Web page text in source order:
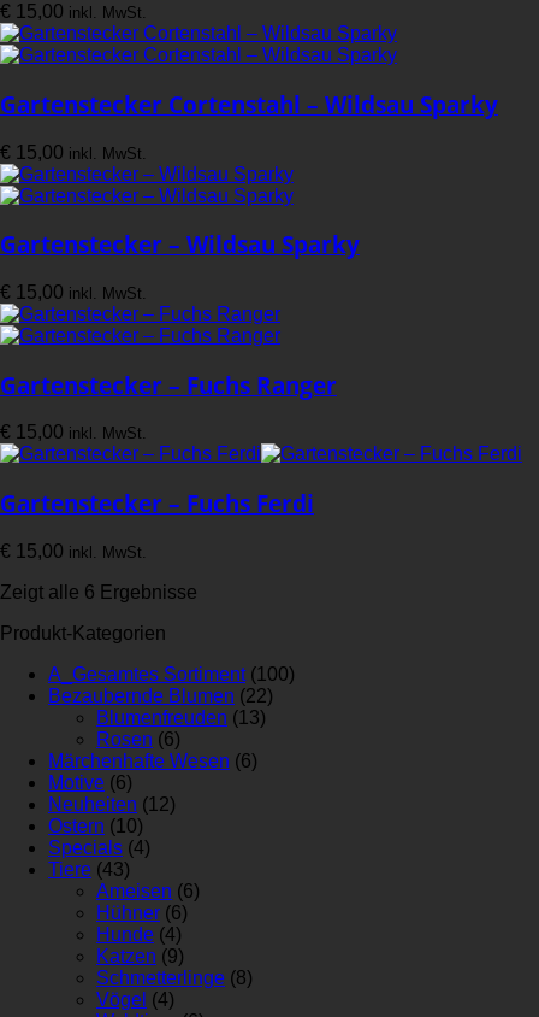
€ 15,00 inkl. MwSt.
Gartenstecker Cortenstahl – Wildsau Sparky
€ 15,00 inkl. MwSt.
Gartenstecker – Wildsau Sparky
€ 15,00 inkl. MwSt.
Gartenstecker – Fuchs Ranger
€ 15,00 inkl. MwSt.
Gartenstecker – Fuchs Ferdi
€ 15,00 inkl. MwSt.
Zeigt alle 6 Ergebnisse
Produkt-Kategorien
A_Gesamtes Sortiment (100)
Bezaubernde Blumen (22)
Blumenfreuden (13)
Rosen (6)
Märchenhafte Wesen (6)
Motive (6)
Neuheiten (12)
Ostern (10)
Specials (4)
Tiere (43)
Ameisen (6)
Hühner (6)
Hunde (4)
Katzen (9)
Schmetterlinge (8)
Vögel (4)